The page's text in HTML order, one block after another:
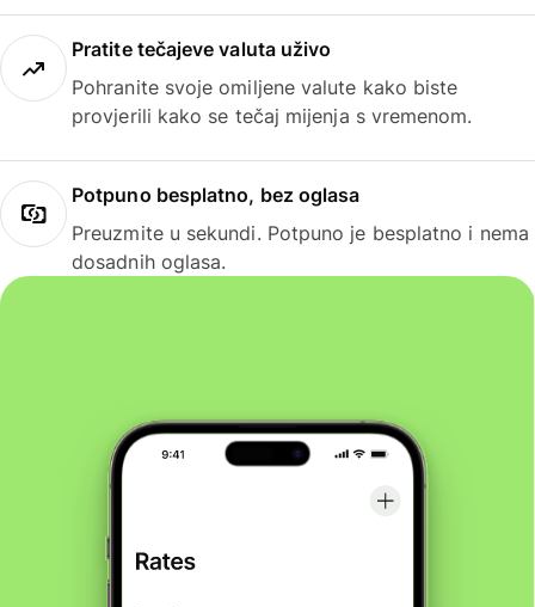
Pratite tečajeve valuta uživo
Pohranite svoje omiljene valute kako biste
provjerili kako se tečaj mijenja s vremenom.
Potpuno besplatno, bez oglasa
Preuzmite u sekundi. Potpuno je besplatno i nema
dosadnih oglasa.